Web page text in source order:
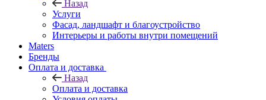
Назад
Услуги
Фасад, ландшафт и благоустройство
Интерьеры и работы внутри помещений
Maters
Бренды
Оплата и доставка
Назад
Оплата и доставка